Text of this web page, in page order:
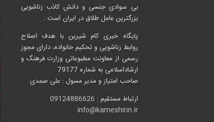
بی سوادی جنسی و دانش کاذب زناشویی
بزرگترین عامل طلاق در ایران است .
پایگاه خبری کام شیرین با هدف اصلاح
روابط زناشویی و تحکیم خانواده، دارای مجوز
رسمی از معاونت مطبوعاتی وزارت فرهنگ و
ارشاداسلامی به شماره 79177
صاحب امتیاز و مدیر مسول : علی صمدی
ارتباط مستقیم : 09124886626
info@kameshirin.ir